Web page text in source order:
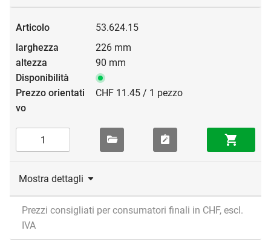
53.624.15
226 mm
90 mm
CHF 11.45 / 1 pezzo
Mostra dettagli
Prezzi consigliati per consumatori finali in CHF, escl.
IVA